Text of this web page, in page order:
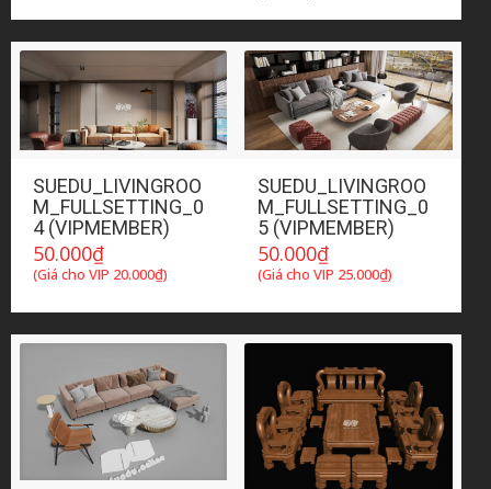
SUEDU_LIVINGROO
M_FULLSETTING_0
4 (VIPMEMBER)
50.000₫
(Giá cho VIP 20.000₫)
SUEDU_LIVINGROO
M_FULLSETTING_0
5 (VIPMEMBER)
50.000₫
(Giá cho VIP 25.000₫)